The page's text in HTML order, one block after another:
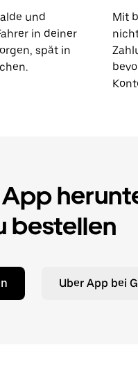
und
in deiner
spät in
Mit
bestellen
Uber App bei